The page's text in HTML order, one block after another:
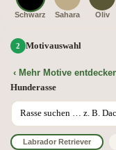
Schwarz Sahara Oliv
Motivauswahl
‹ Mehr Motive
Hunderasse
Labrador Retriever